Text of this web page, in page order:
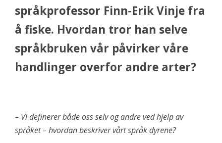
språkprofessor Finn-Erik Vinje fra
å fiske. Hvordan tror han selve
språkbruken vår påvirker våre
handlinger overfor andre arter?
– Vi definerer både oss selv og andre ved hjelp av
språket – hvordan beskriver vårt språk dyrene?